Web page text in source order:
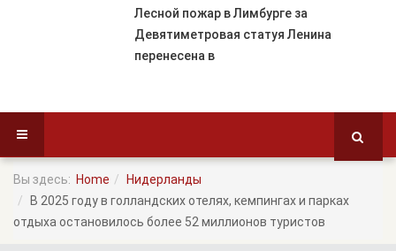
Лесной пожар в Лимбурге за
Девятиметровая статуя Ленина
перенесена в
Вы здесь: Home
Нидерланды
В 2025 году в голландских отелях, кемпингах и парках
отдыха остановилось более 52 миллионов туристов